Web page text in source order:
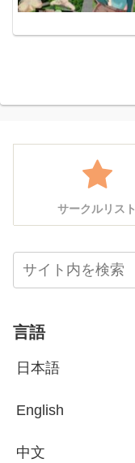
サークルリスト
言語
日本語
English
中文